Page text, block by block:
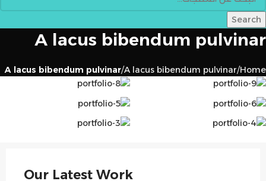
Search
A lacus bibendum pulvinar
Home
A lacus bibendum pulvinar
A lacus bibendum pulvinar
Our Latest Work